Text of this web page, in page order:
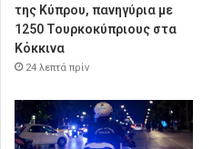
της Κύπρου, πανηγύρια με
1250 Τουρκοκύπριους στα
Κόκκινα
24 λεπτά πρίν